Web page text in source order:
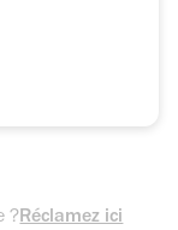
?Réclamez ici